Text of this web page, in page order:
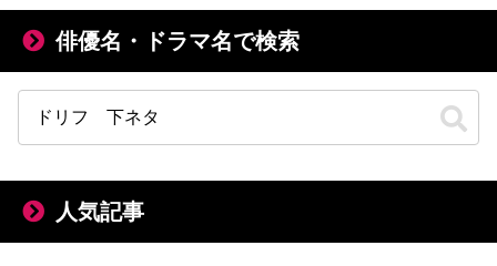
俳優名・ドラマ名で検索
人気記事